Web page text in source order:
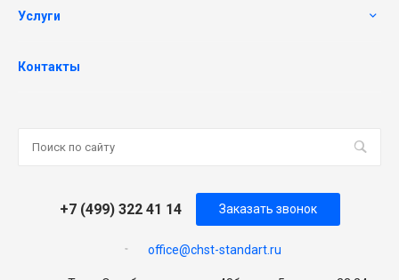
Услуги
Контакты
+7 (499) 322 41 14
office@chst-standart.ru
Заказать звонок